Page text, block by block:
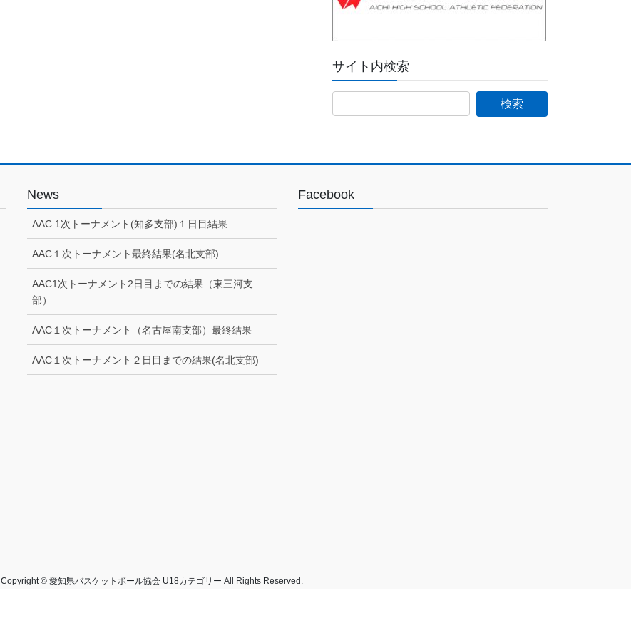
サイト内検索
News
AAC 1次トーナメント(知多支部)１日目結果
AAC１次トーナメント最終結果(名北支部)
AAC1次トーナメント2日目までの結果（東三河支
部）
AAC１次トーナメント（名古屋南支部）最終結果
AAC１次トーナメント２日目までの結果(名北支部)
Facebook
Copyright © 愛知県バスケットボール協会 U18カテゴリー All Rights Reserved.